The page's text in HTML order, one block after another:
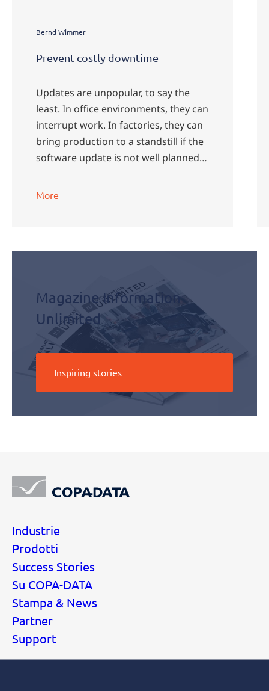
Bernd Wimmer
Prevent costly downtime
Updates are unpopular, to say the
least. In office environments, they can
interrupt work. In factories, they can
bring production to a standstill if the
software update is not well planned.
More
Magazine Information
Unlimited
Inspiring stories
Industrie
Prodotti
Success Stories
Su COPA-DATA
Stampa & News
Partner
Support